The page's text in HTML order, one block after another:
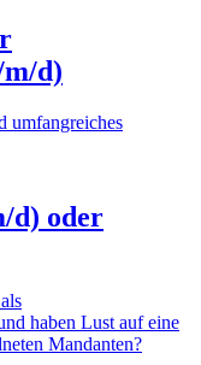
d)
umfangreiches
d) oder
haben Lust auf eine
Mandanten?